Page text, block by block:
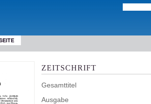
ZEITSCHRIFT
Gesamttitel
Ausgabe